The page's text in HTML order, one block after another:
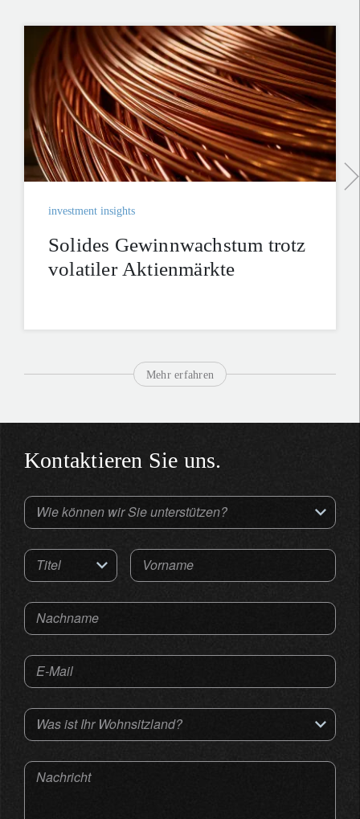
investment insights
Solides Gewinnwachstum trotz
volatiler Aktienmärkte
Mehr erfahren
Kontaktieren Sie uns.
Wie können wir Sie unterstützen?
Titel Vorname
Nachname
E-Mail
Was ist Ihr Wohnsitzland?
Nachricht